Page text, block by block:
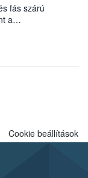
fás szárú
a
a
Cookie beállítások